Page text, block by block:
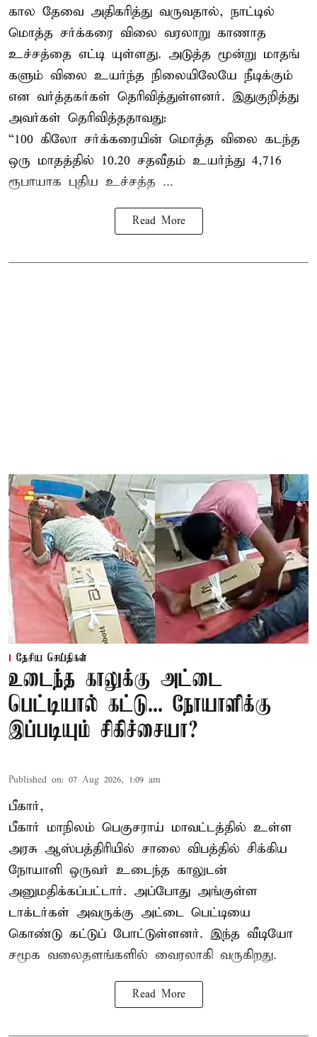
கால தேவை அதிகரித்து வருவதால், நாட்டில்
மொத்த சர்க்கரை விலை வரலாறு காணாத
உச்சத்தை எட்டி யுள்ளது. அடுத்த மூன்று மாதங்
களும் விலை உயர்ந்த நிலையிலேயே நீடிக்கும்
என வர்த்தகர்கள் தெரிவித்துள்ளனர். இதுகுறித்து
அவர்கள் தெரிவித்ததாவது:
“100 கிலோ சர்க்கரையின் மொத்த விலை கடந்த
ஒரு மாதத்தில் 10.20 சதவீதம் உயர்ந்து 4,716
ரூபாயாக புதிய உச்சத்த ...
Read More
தேசிய செய்திகள்
உடைந்த காலுக்கு அட்டை
பெட்டியால் கட்டு... நோயாளிக்கு
இப்படியும் சிகிச்சையா?
Published on: 07 Aug 2026, 1:09 am
பீகார்,
பீகார் மாநிலம் பெகுசராய் மாவட்டத்தில் உள்ள
அரசு ஆஸ்பத்திரியில் சாலை விபத்தில் சிக்கிய
நோயாளி ஒருவர் உடைந்த காலுடன்
அனுமதிக்கப்பட்டார். அப்போது அங்குள்ள
டாக்டர்கள் அவருக்கு அட்டை பெட்டியை
கொண்டு கட்டுப் போட்டுள்ளனர். இந்த வீடியோ
சமூக வலைதளங்களில் வைரலாகி வருகிறது.
Read More